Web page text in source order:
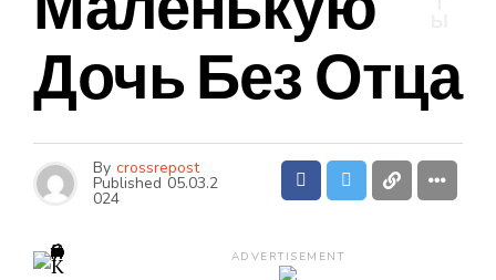
Дочь Без Отца
By crossrepost
Published 05.03.2
024
ADVERTISEMENT